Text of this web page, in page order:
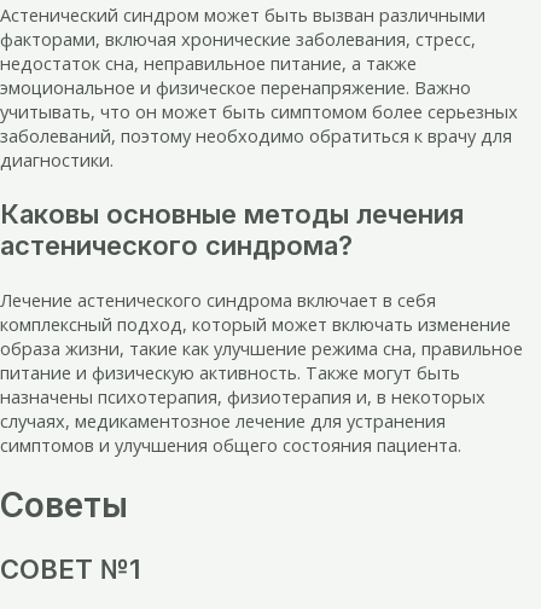
Астенический синдром может быть вызван различными
факторами, включая хронические заболевания, стресс,
недостаток сна, неправильное питание, а также
эмоциональное и физическое перенапряжение. Важно
учитывать, что он может быть симптомом более серьезных
заболеваний, поэтому необходимо обратиться к врачу для
диагностики.
Каковы основные методы лечения
астенического синдрома?
Лечение астенического синдрома включает в себя
комплексный подход, который может включать изменение
образа жизни, такие как улучшение режима сна, правильное
питание и физическую активность. Также могут быть
назначены психотерапия, физиотерапия и, в некоторых
случаях, медикаментозное лечение для устранения
симптомов и улучшения общего состояния пациента.
Советы
СОВЕТ №1